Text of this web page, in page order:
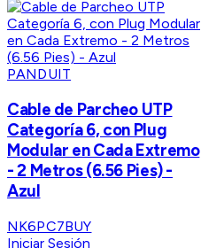
PANDUIT
Cable de Parcheo UTP
Categoría 6, con Plug
Modular en Cada Extremo
- 2 Metros (6.56 Pies) -
Azul
NK6PC7BUY
Iniciar Sesión